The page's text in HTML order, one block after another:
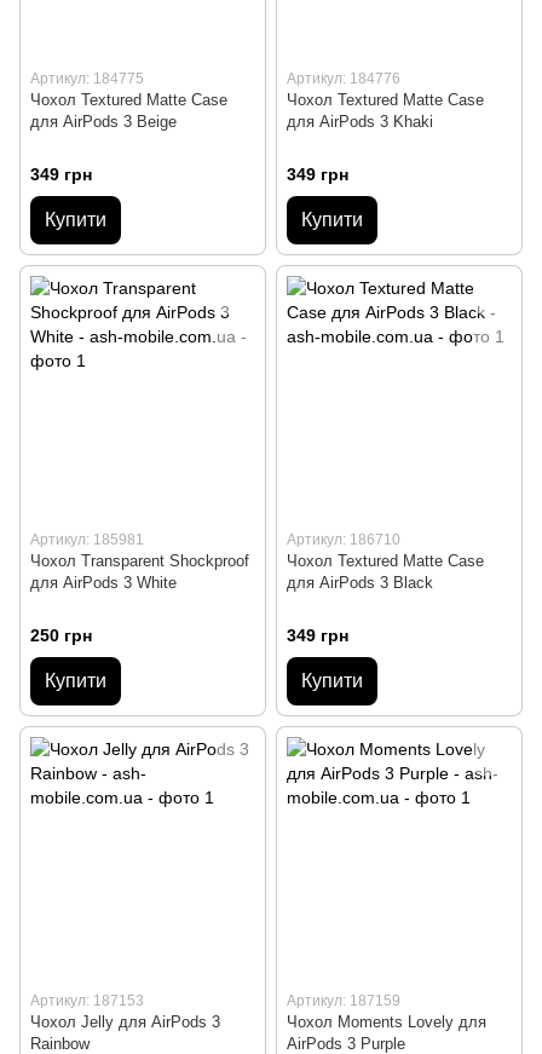
Артикул: 184775
Чохол Textured Matte Case
для AirPods 3 Beige
349 грн
Купити
Артикул: 184776
Чохол Textured Matte Case
для AirPods 3 Khaki
349 грн
Купити
Артикул: 185981
Чохол Transparent Shockproof
для AirPods 3 White
250 грн
Купити
Артикул: 186710
Чохол Textured Matte Case
для AirPods 3 Black
349 грн
Купити
Артикул: 187153
Чохол Jelly для AirPods 3
Rainbow
Артикул: 187159
Чохол Moments Lovely для
AirPods 3 Purple